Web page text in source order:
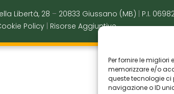
Per fornire le migliori
memorizzare e/o
queste tecnologie
navigazione o ID
Libertà, 28 – 20833 Giussano (MB)
P.I.
Policy Risorse Aggiuntive